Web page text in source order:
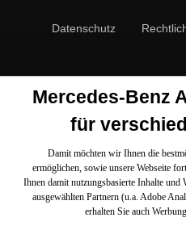
Datenschutz
Mercedes-Benz
für
Damit möchten wir Ihnen die
ermöglichen, sowie unsere Webseite
Ihnen damit nutzungsbasierte Inhalte und
ausgewählten Partnern (u.a. Adobe
erhalten Sie auch